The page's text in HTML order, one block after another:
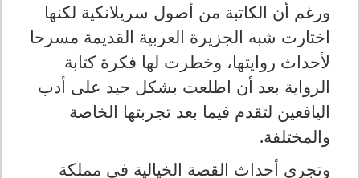
ورغم أن الكاتبة من أصول سريلانكية لكنها
اختارت شبه الجزيرة العربية القديمة مسرحا
لأحداث روايتها، وخطرت لها فكرة كتابة
الرواية بعد أن اطلعت بشكل جيد على أدب
اليافعين لتقدم فيما بعد تجربتها الخاصة
والمختلفة.
وتجري أحداث القصة الخيالية في مملكة